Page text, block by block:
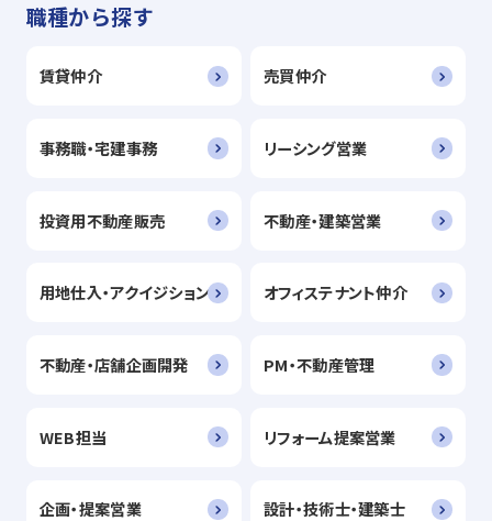
職種から探す
賃貸仲介 売買仲介
事務職・宅建事務 リーシング営業
投資用不動産販売 不動産・建築営業
用地仕入・アクイジション オフィステナント仲介
不動産・店舗企画開発 PM・不動産管理
WEB担当 リフォーム提案営業
企画・提案営業 設計・技術士・建築士